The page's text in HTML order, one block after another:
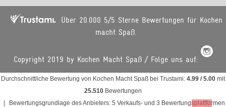
Über 20.000 5/5 Sterne Bewertungen für Kochen
macht Spaß.
Copyright 2019 by Kochen Macht Spaß / Folge uns auf:
Durchschnittliche Bewertung von Kochen Macht Spaß bei Trustami: 4.99 / 5.00 mit
25.510 Bewertungen
Bewertungsgrundlage des Anbieters: 5 Verkaufs- und 3 Bewertungsplattformen